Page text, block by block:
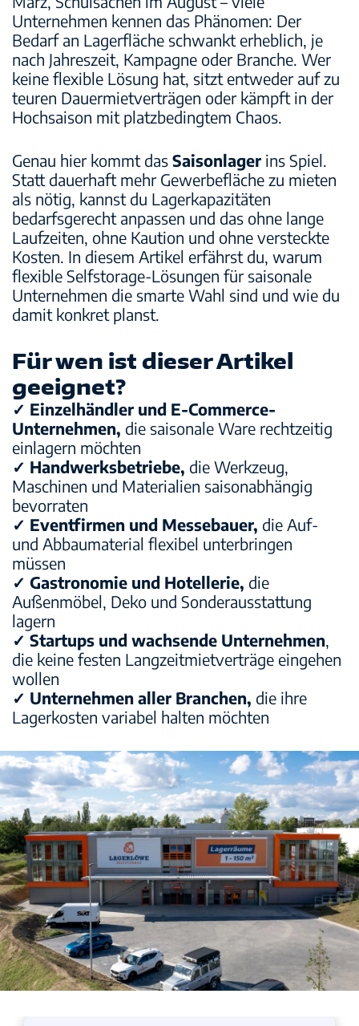
Sicherheit
Standorte
Unternehmen kennen das Phänomen: Der
Bedarf an Lagerfläche schwankt erheblich, je
nach Jahreszeit, Kampagne oder Branche. Wer
keine flexible Lösung hat, sitzt entweder auf zu
teuren Dauermietverträgen oder kämpft in der
Hochsaison mit platzbedingtem Chaos.
Genau hier kommt das Saisonlager ins Spiel.
Statt dauerhaft mehr Gewerbefläche zu mieten
als nötig, kannst du Lagerkapazitäten
bedarfsgerecht anpassen und das ohne lange
Laufzeiten, ohne Kaution und ohne versteckte
Kosten. In diesem Artikel erfährst du, warum
flexible Selfstorage-Lösungen für saisonale
Unternehmen die smarte Wahl sind und wie du
damit konkret planst.
Für wen ist dieser Artikel
geeignet?
✓ Einzelhändler und E-Commerce-
Unternehmen, die saisonale Ware rechtzeitig
einlagern möchten
✓ Handwerksbetriebe, die Werkzeug,
Maschinen und Materialien saisonabhängig
bevorraten
✓ Eventfirmen und Messebauer, die Auf-
und Abbaumaterial flexibel unterbringen
müssen
✓ Gastronomie und Hotellerie, die
Außenmöbel, Deko und Sonderausstattung
lagern
✓ Startups und wachsende Unternehmen,
die keine festen Langzeitmietverträge eingehen
wollen
✓ Unternehmen aller Branchen, die ihre
Lagerkosten variabel halten möchten